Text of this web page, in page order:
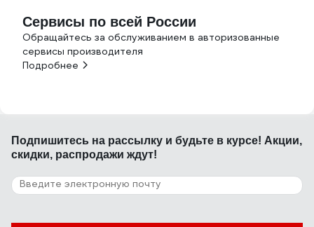
Сервисы по всей России
Обращайтесь за обслуживанием в авторизованные
сервисы производителя
Подробнее
Подпишитесь на рассылку и будьте в курсе! Акции,
скидки, распродажи ждут!